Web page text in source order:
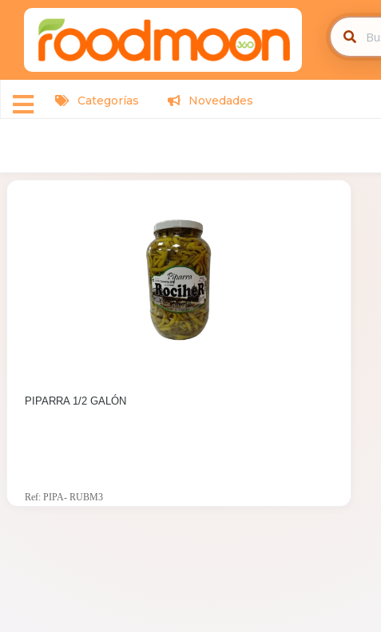
Categorías Novedades
PIPARRA 1/2 GALÓN
Ref: PIPA- RUBM3